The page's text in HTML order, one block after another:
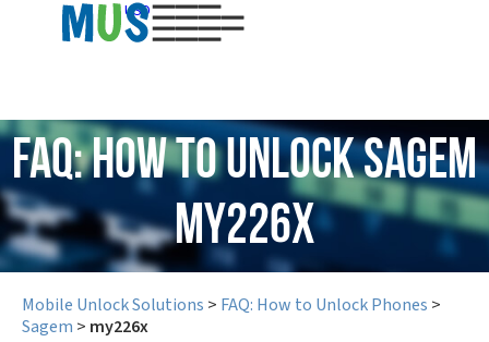
USD
FAQ: How to Unlock Sagem
my226x
Mobile Unlock Solutions > FAQ: How to Unlock Phones >
Sagem > my226x